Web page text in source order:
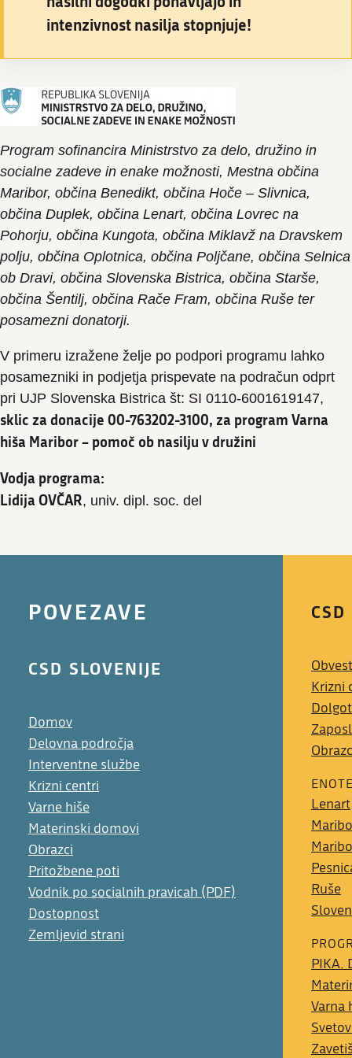
intenzivnost nasilja stopnjuje!
Program sofinancira Ministrstvo za delo, družino in
socialne zadeve in enake možnosti, Mestna občina
Maribor, občina Benedikt, občina Hoče – Slivnica,
občina Duplek, občina Lenart, občina Lovrec na
Pohorju, občina Kungota, občina Miklavž na Dravskem
polju, občina Oplotnica, občina Poljčane, občina Selnica
ob Dravi, občina Slovenska Bistrica, občina Starše,
občina Šentilj, občina Rače Fram, občina Ruše ter
posamezni donatorji.
V primeru izražene želje po podpori programu lahko
posamezniki in podjetja prispevate na podračun odprt
pri UJP Slovenska Bistrica št: SI 0110-6001619147,
sklic za donacije 00-763202-3100, za program Varna
hiša Maribor – pomoč ob nasilju v družini
Vodja programa:
Lidija OVČAR, univ. dipl. soc. del
POVEZAVE
CSD SLOVENIJE
Domov
Delovna področja
Interventne službe
Krizni centri
Varne hiše
Materinski domovi
Obrazci
Pritožbene poti
Vodnik po socialnih pravicah (PDF)
Dostopnost
Zemljevid strani
Krizni
Lenart
Ruše
PIKA.
Varna